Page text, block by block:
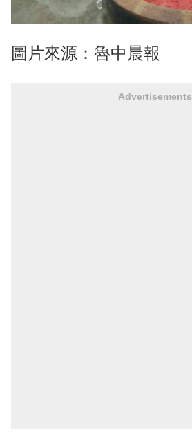
圖片來源：魯中晨報
Advertisements